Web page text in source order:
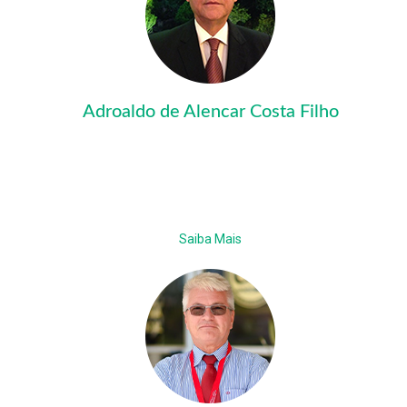
Adroaldo de Alencar Costa Filho
Saiba Mais